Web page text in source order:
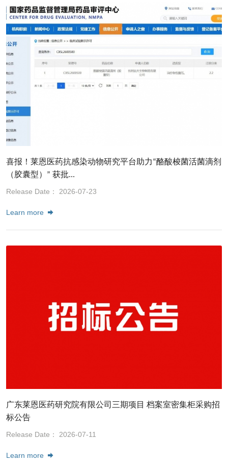
喜报！莱恩医药抗感染动物研究平台助力“酪酸梭菌活菌滴剂
（胶囊型）” 获批...
Release Date： 2026-07-23
Learn more
广东莱恩医药研究院有限公司三期项目 档案室密集柜采购招
标公告
Release Date： 2026-07-11
Learn more